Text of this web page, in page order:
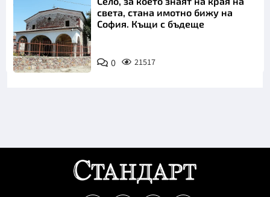
света, стана имотно бижу на
София. Къщи с бъдеще
0 21517